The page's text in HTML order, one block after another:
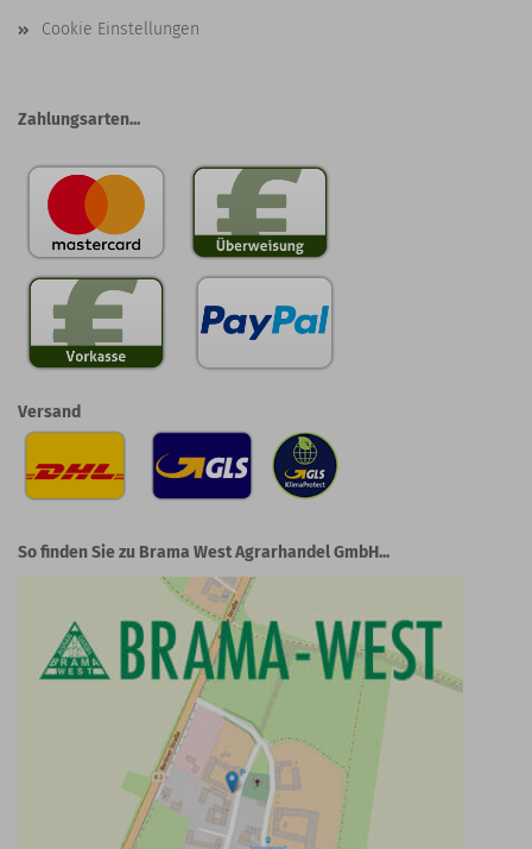
Cookie Einstellungen
Zahlungsarten...
Versand
So finden Sie zu Brama West Agrarhandel GmbH...